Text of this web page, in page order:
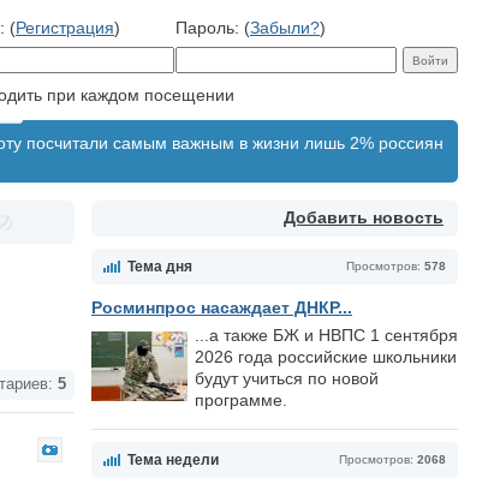
(Регистрация) Пароль: (Забыли?)
при каждом посещении
посчитали самым важным в жизни лишь 2% россиян
Добавить новость
Просмотров: 578
Тема дня
Росминпрос насаждает ДНКР...
...а также БЖ и НВПС 1 сентября
2026 года российские школьники
будут учиться по новой
программе.
Просмотров: 2068
Тема недели
5